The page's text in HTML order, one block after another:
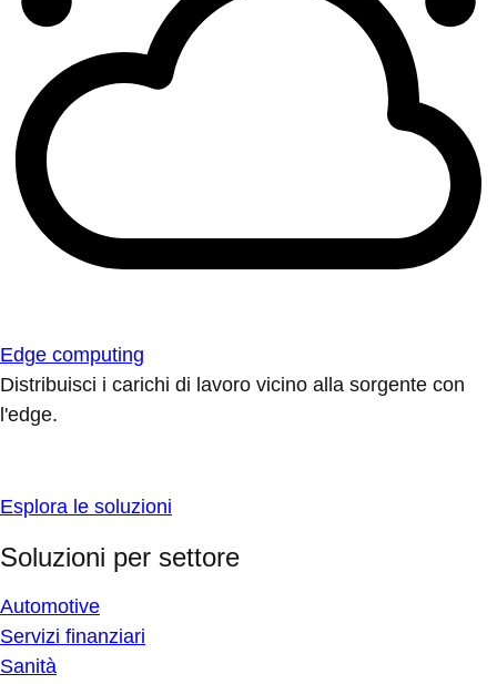
Edge computing
Distribuisci i carichi di lavoro vicino alla sorgente con
l'edge.
Esplora le soluzioni
Soluzioni per settore
Automotive
Servizi finanziari
Sanità